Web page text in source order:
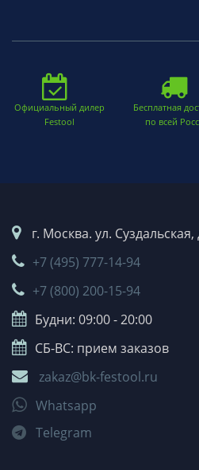
Официальный дилер
Festool
Бесплатная
по всей
г. Москва. ул.
+7 (495) 777-14-94
+7 (800) 200-15-94
Будни: 09:00 - 20:00
СБ-ВС: прием заказов
zakaz@bk-festool.ru
Whatsapp
Telegram